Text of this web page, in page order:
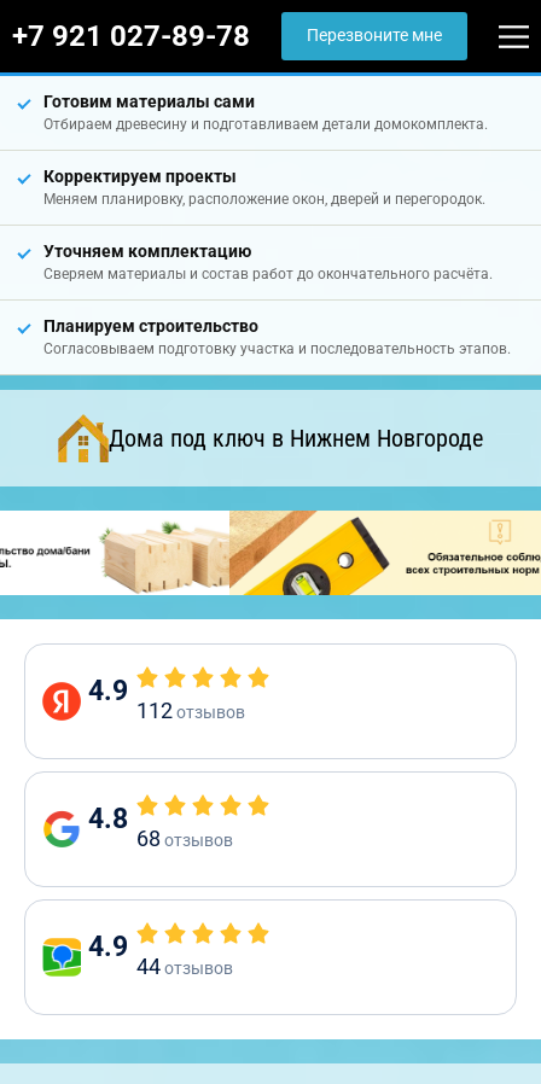
+7 921 027-89-78 Перезвоните мне
Готовим материалы сами
Отбираем древесину и подготавливаем детали домокомплекта.
Корректируем проекты
Меняем планировку, расположение окон, дверей и перегородок.
Уточняем комплектацию
Сверяем материалы и состав работ до окончательного расчёта.
Планируем строительство
Согласовываем подготовку участка и последовательность этапов.
Дома под ключ в Нижнем Новгороде
4.9
112отзывов
4.8
68 отзывов
4.9
44отзывов